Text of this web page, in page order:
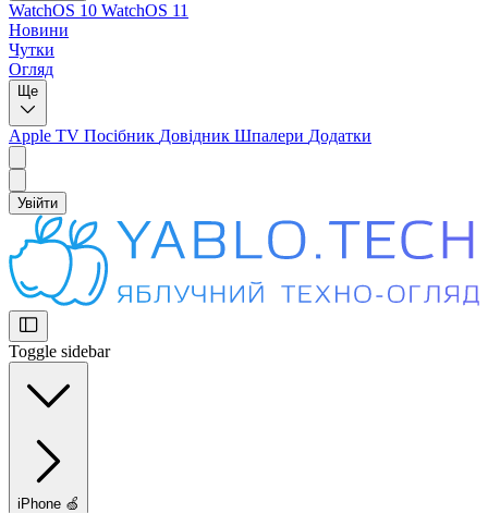
WatchOS 10 WatchOS 11
Новини
Чутки
Огляд
Ще
Apple TV Посібник Довідник Шпалери Додатки
Увійти
Toggle sidebar
iPhone 🍏